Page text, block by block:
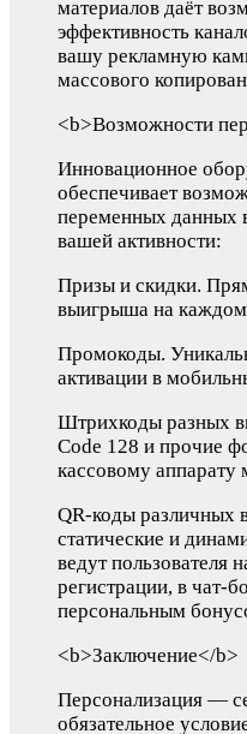
материалов даёт
эффективность
вашу рекламную
массового
<b>Возможности
Инновационное
обеспечивает
переменных данных
вашей активности:
Призы и скидки.
выигрыша на каждом
Промокоды.
активации в
Штрихкоды разных
Code 128 и прочие
кассовому аппарату
QR-коды различных
статические и
ведут пользователя
регистрации, в чат-
персональным
<b>Заключение</b>
Персонализация —
обязательное